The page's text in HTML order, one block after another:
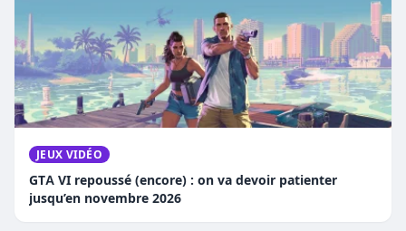
JEUX VIDÉO
GTA VI repoussé (encore) : on va devoir patienter
jusqu’en novembre 2026